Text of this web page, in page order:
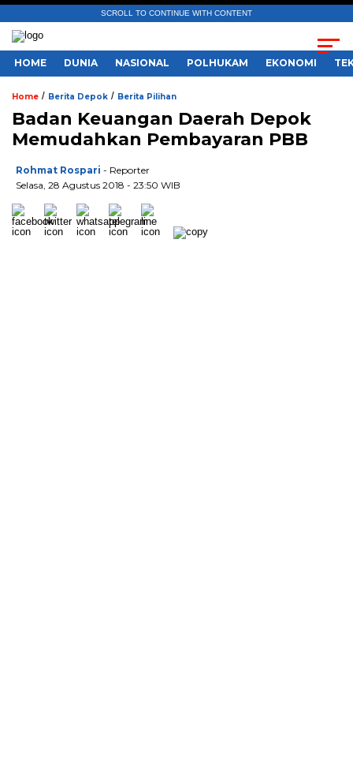
SCROLL TO CONTINUE WITH CONTENT
HOME DUNIA NASIONAL POLHUKAM EKONOMI
Home / Berita Depok / Berita Pilihan
Badan Keuangan Daerah Depok
Memudahkan Pembayaran PBB
Rohmat Rospari - Reporter
Selasa, 28 Agustus 2018 - 23:50 WIB